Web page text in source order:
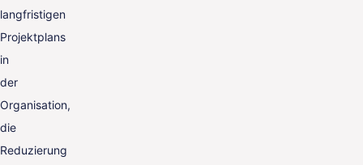
langfristigen
Projektplans
in
der
Organisation,
die
Reduzierung